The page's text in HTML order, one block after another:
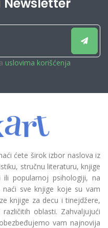
uslovima korišćenja
ćete širok izbor naslova iz
stručnu literaturu, knjige
popularnoj psihologiji, na
sve knjige koje su vam
knjige za decu i tinejdžere,
oblasti. Zahvaljujući
vam najnovija